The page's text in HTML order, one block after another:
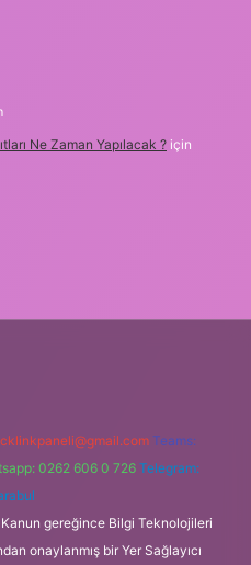
Ne Zaman Yapılacak ? için
Teams:
0262 606 0 726 Telegram:
Kanun gereğince Bilgi Teknolojileri
onaylanmış bir Yer Sağlayıcı